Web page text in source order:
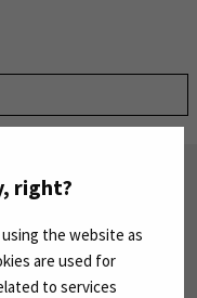
right?
the website as
are used for
to services
ja